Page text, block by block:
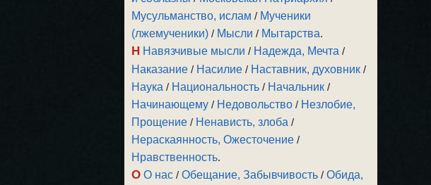
Мусульманство, ислам / Мученики
(лжемученики) / Мысли / Мытарства.
Н Навязчивые мысли / Надежда, Мечта /
Наказание / Насилие / Наставник, духовник /
Наука / Национальность / Начальник /
Начинающему / Недовольство / Незлобие,
Прощение / Ненависть, злоба /
Нераскаянность, Ожесточение /
Нравственность.
О О нас /Обещание, Забывчивость /Обида,